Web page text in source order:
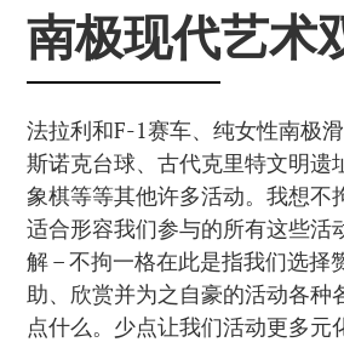
南极现代艺术
法拉利和F-1赛车、纯女性南极滑
斯诺克台球、古代克里特文明遗
象棋等等其他许多活动。我想不
适合形容我们参与的所有这些活
解 – 不拘一格在此是指我们选择
助、欣赏并为之自豪的活动各种
点什么。少点让我们活动更多元